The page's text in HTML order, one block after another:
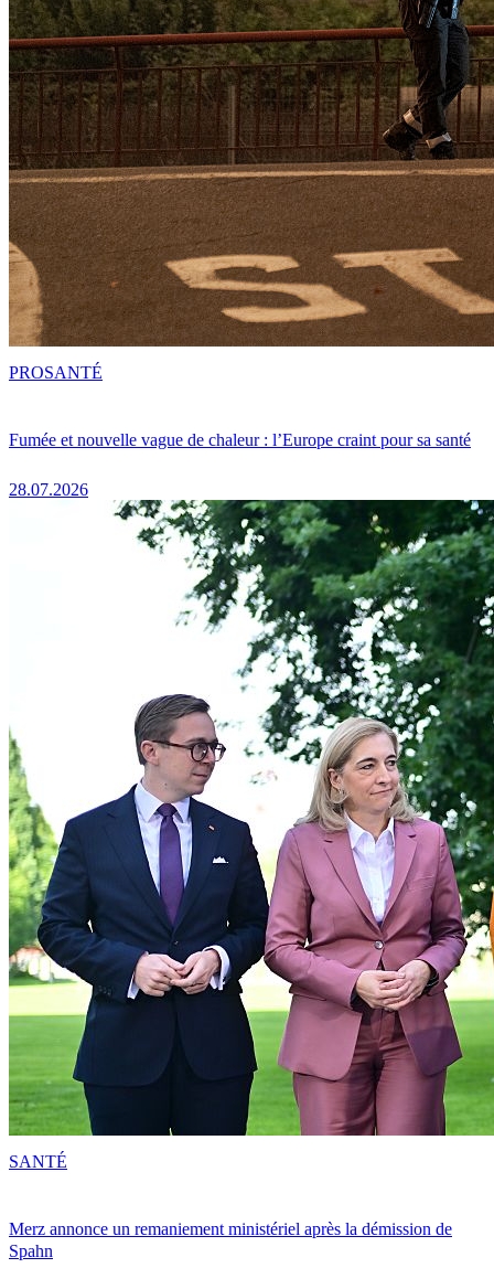
Fumée et nouvelle vague de chaleur : l’Europe craint pour sa santé
28.07.2026
PROSANTÉ
Merz annonce un remaniement ministériel après la démission de
Spahn
SANTÉ